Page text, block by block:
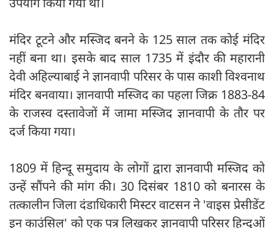
मंदिर टूटने और मस्जिद बनने के 125 साल तक कोई मंदिर
नहीं बना था। इसके बाद साल 1735 में इंदौर की महारानी
देवी अहिल्याबाई ने ज्ञानवापी परिसर के पास काशी विश्वनाथ
मंदिर बनवाया। ज्ञानवापी मस्जिद का पहला जिक्र 1883-84
के राजस्व दस्तावेजों में जामा मस्जिद ज्ञानवापी के तौर पर
दर्ज किया गया।
1809 में हिन्दू समुदाय के लोगों द्वारा ज्ञानवापी मस्जिद को
उन्हें सौंपने की मांग की। 30 दिसंबर 1810 को बनारस के
तत्कालीन जिला दंडाधिकारी मिस्टर वाटसन ने 'वाइस प्रेसीडेंट
इन काउंसिल' को एक पत्र लिखकर ज्ञानवापी परिसर हिन्दुओं